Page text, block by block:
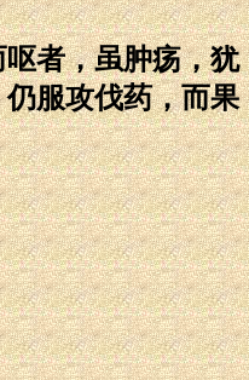
者，虽肿疡，犹
服攻伐药，而果